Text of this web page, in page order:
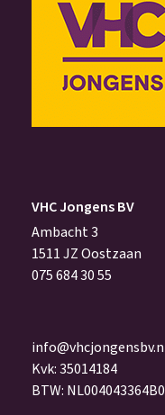
VHC Jongens BV
Ambacht 3
1511 JZ Oostzaan
075 684 30 55
Kvk: 35014184
BTW: